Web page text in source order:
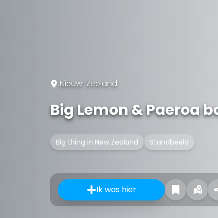
Nieuw-Zeeland
Big Lemon & Paeroa
Big thing in New Zealand Standbeeld
Ik was hier